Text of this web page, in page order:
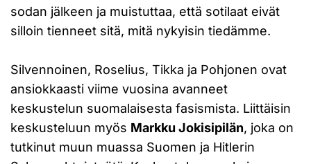
sodan jälkeen ja muistuttaa, että sotilaat eivät
silloin tienneet sitä, mitä nykyisin tiedämme.
Silvennoinen, Roselius, Tikka ja Pohjonen ovat
ansiokkaasti viime vuosina avanneet
keskustelun suomalaisesta fasismista. Liittäisin
keskusteluun myös Markku Jokisipilän, joka on
tutkinut muun muassa Suomen ja Hitlerin